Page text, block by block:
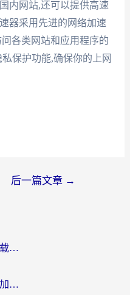
内网站,还可以提供高速
器采用先进的网络加速
各类网站和应用程序的
保护功能,确保你的上网
后一篇文章 →
海外崩坏：星穹铁道加速器下载安装：一份给游子的终极网络指南
境外玩航海王热血航线用什么加速器？2026海外玩家实测最优方案（附欧洲问道堡垒前线加速技巧）